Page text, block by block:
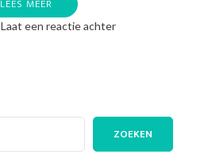
LEES MEER
Laat een reactie achterop
voor
ZOEKEN